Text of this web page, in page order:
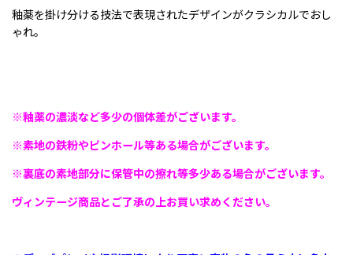
釉薬を掛け分ける技法で表現されたデザインがクラシカルでおし
ゃれ。
※釉薬の濃淡など多少の個体差がございます。
※素地の鉄粉やピンホール等ある場合がございます。
※裏底の素地部分に保管中の擦れ等多少ある場合がございます。
ヴィンテージ商品とご了承の上お買い求めください。